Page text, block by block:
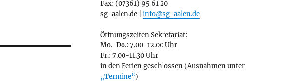
Fax: (07361) 95 61 20
sg-aalen.de | info@sg-aalen.de
Öffnungszeiten Sekretariat:
Mo.-Do.: 7.00-12.00 Uhr
Fr.: 7.00-11.30 Uhr
in den Ferien geschlossen (Ausnahmen unter
„Termine“)